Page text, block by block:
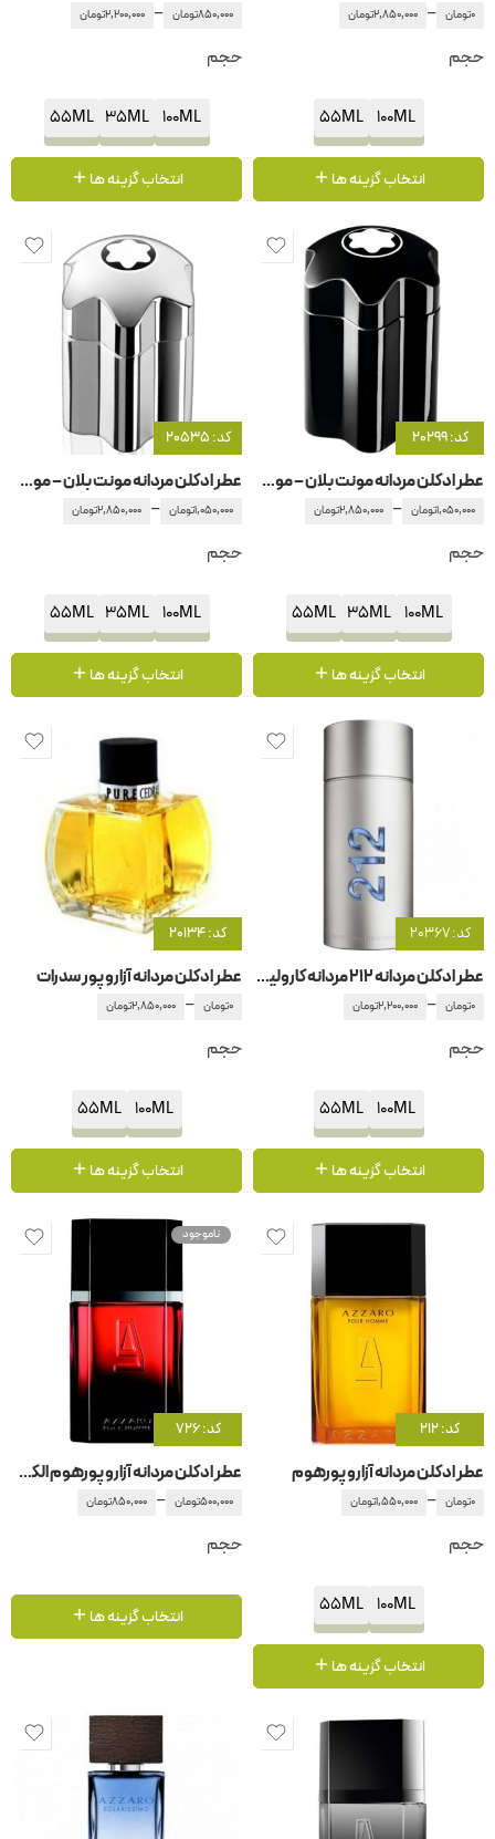
0تومان –
2,850,000تومان
حجم
100ML
55ML
انتخاب گزینه ها
850,000تومان –
2,200,000تومان
حجم
100ML
35ML
55ML
انتخاب گزینه ها
کد: 20299
عطر ادکلن مردانه مونت بلان – مون بلان امبلم
1,050,000تومان –
2,850,000تومان
حجم
100ML
35ML
55ML
انتخاب گزینه ها
کد: 20535
عطر ادکلن مردانه مونت بلان – مون بلان امبلم اینتنس
1,050,000تومان –
2,850,000تومان
حجم
100ML
35ML
55ML
انتخاب گزینه ها
کد: 20367
عطر ادکلن مردانه 212 مردانه کارولینا هررا
0تومان –
2,200,000تومان
حجم
100ML
55ML
انتخاب گزینه ها
کد: 20134
عطر ادکلن مردانه آزارو پور سدرات
0تومان –
2,850,000تومان
حجم
100ML
55ML
انتخاب گزینه ها
کد: 212
عطر ادکلن مردانه آزارو پورهوم
0تومان –
1,550,000تومان
حجم
100ML
55ML
انتخاب گزینه ها
ناموجود
کد: 726
عطر ادکلن مردانه آزارو پورهوم الکسیر
500,000تومان –
850,000تومان
حجم
انتخاب گزینه ها